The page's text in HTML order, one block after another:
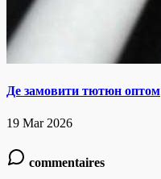
Де замовити тютюн оптом
19 Mar 2026
commentaires